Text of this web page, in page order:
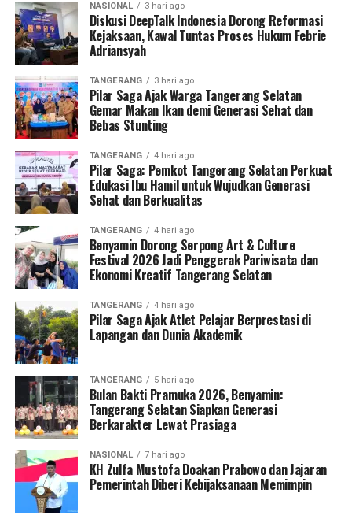
NASIONAL 3 hari ago
Diskusi DeepTalk Indonesia Dorong Reformasi
Kejaksaan, Kawal Tuntas Proses Hukum Febrie
Adriansyah
TANGERANG 3 hari ago
Pilar Saga Ajak Warga Tangerang Selatan
Gemar Makan Ikan demi Generasi Sehat dan
Bebas Stunting
TANGERANG 4 hari ago
Pilar Saga: Pemkot Tangerang Selatan Perkuat
Edukasi Ibu Hamil untuk Wujudkan Generasi
Sehat dan Berkualitas
TANGERANG 4 hari ago
Benyamin Dorong Serpong Art & Culture
Festival 2026 Jadi Penggerak Pariwisata dan
Ekonomi Kreatif Tangerang Selatan
TANGERANG 4 hari ago
Pilar Saga Ajak Atlet Pelajar Berprestasi di
Lapangan dan Dunia Akademik
TANGERANG 5 hari ago
Bulan Bakti Pramuka 2026, Benyamin:
Tangerang Selatan Siapkan Generasi
Berkarakter Lewat Prasiaga
NASIONAL 7 hari ago
KH Zulfa Mustofa Doakan Prabowo dan Jajaran
Pemerintah Diberi Kebijaksanaan Memimpin